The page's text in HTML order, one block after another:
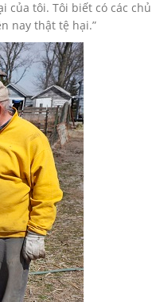
của tôi. Tôi biết có các chủ
nay thật tệ hại.”